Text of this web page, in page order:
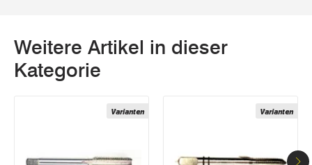
Weitere Artikel in dieser
Kategorie
Varianten Varianten